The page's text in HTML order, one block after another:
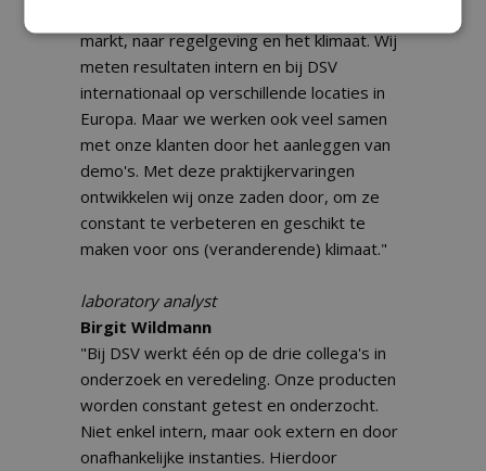
markt, naar regelgeving en het klimaat. Wij
meten resultaten intern en bij DSV
internationaal op verschillende locaties in
Europa. Maar we werken ook veel samen
met onze klanten door het aanleggen van
demo's. Met deze praktijkervaringen
ontwikkelen wij onze zaden door, om ze
constant te verbeteren en geschikt te
maken voor ons (veranderende) klimaat."
laboratory analyst
Birgit Wildmann
"Bij DSV werkt één op de drie collega's in
onderzoek en veredeling. Onze producten
worden constant getest en onderzocht.
Niet enkel intern, maar ook extern en door
onafhankelijke instanties. Hierdoor